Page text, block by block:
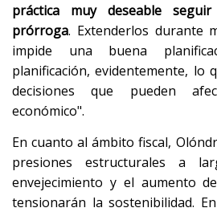
práctica muy deseable
prórroga. Extenderlos durante
impide una buena
planificación, evidentemente, lo
decisiones que pueden
económico".
En cuanto al ámbito fiscal,
presiones estructurales a
envejecimiento y el aumento
tensionarán la sostenibilidad.